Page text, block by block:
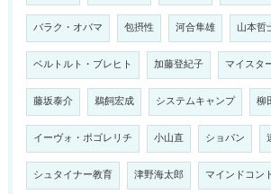
バラク・オバマ 包摂性 河合隼雄 山本哲
ベルトルト・ブレヒト 加藤登紀子 マイスタ
藤坂泰介 鵜飼宏成 システムキャンプ 柳
イーヴォ・ポゴレリチ 小山直 ショパン
シュタイナー教育 津野海太郎 マインドコン